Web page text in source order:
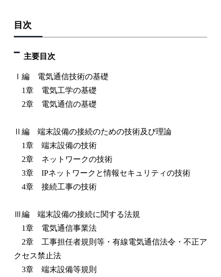
目次
主要目次
Ⅰ編 電気通信技術の基礎
1章 電気工学の基礎
2章 電気通信の基礎
Ⅱ編 端末設備の接続のための技術及び理論
1章 端末設備の技術
2章 ネットワークの技術
3章 IPネットワークと情報セキュリティの技術
4章 接続工事の技術
Ⅲ編 端末設備の接続に関する法規
1章 電気通信事業法
2章 工事担任者規則等・有線電気通信法令・不正ア
クセス禁止法
3章 端末設備等規則